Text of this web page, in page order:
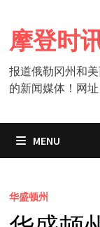
content
摩登时
报道俄勒冈州和
的新闻媒体！网
MENU
华盛顿州